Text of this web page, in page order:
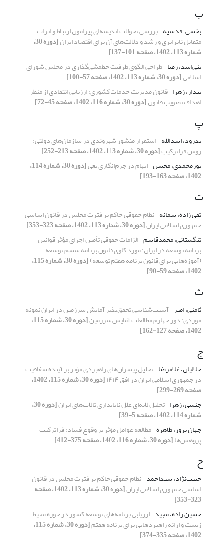
ب
بخشی، قدسیه بررسی تحولات اندیشه‌ای پیرامون ارتباط و اثرات
متقابل نابرابری و رشد و دلالت‌های آن برای اقتصاد ایران [دوره 30،
شماره 113، 1402، صفحه 101-137]
بنی‌اسد، رضا طراحی الگوی ظرفیت خط‌مشی‌گذاری در مجلس شورای
اسلامی[دوره 30، شماره 113، 1402، صفحه 57-100]
بیدار، زهرا قانون مدیریت خدمات کشوری: ارزیابی انتقادی از منظر
اهداف تصویب قانون[دوره 30، شماره 116، 1402، صفحه 45-72]
پ
پدرود، اسدالله استقرار منشور شهروندی در سازمان‌های دولتی:
روش فراترکیب[دوره 30، شماره 113، 1402، صفحه 213-252]
پورمحمدی، محسن ابهام در جرم‌انگاری بغی [دوره 30، شماره 114،
1402، صفحه 163-193]
ت
تقی زاده، سمانه نظام حقوقی حاکم بر فترت مجلس در قانون اساسی
جمهوری اسلامی ایران[دوره 30، شماره 113، 1402، صفحه 323-353]
تنگستانی، محمدقاسم الزامات حقوقی تأمین اجرای مؤثر قوانین
برنامه توسعه در ایران؛ مورد کاوی قانون برنامه ششم توسعه
(آموزه‌هایی برای قانون برنامه هفتم توسعه) [دوره 30، شماره 115،
1402، صفحه 59-90]
ث
ثامنی، امیر آسیب‌شناسی تحقق‌پذیر آمایش سرزمین در ایران نمونه
موردی: دور چهارم مطالعات آمایش سرزمین [دوره 30، شماره 115،
1402، صفحه 127-162]
ج
جلالیان، غلامرضا تحلیل پیشران‌های راهبردی مؤثر بر آینده شفافیت
در جمهوری اسلامی ایران در افق ۱۴۱۴ [دوره 30، شماره 115، 1402،
صفحه 269-299]
جنسی، زهرا تحلیل لایه‌ای علل ناپایداری تالاب‌های ایران [دوره 30،
شماره 114، 1402، صفحه 5-39]
جهان پرور، طاهره مطالعه عوامل مؤثر بر وقوع فساد: فراترکیب
پژوهش‌ها[دوره 30، شماره 116، 1402، صفحه 375-412]
ح
حبیب‌نژاد، سید‌احمد نظام حقوقی حاکم بر فترت مجلس در قانون
اساسی جمهوری اسلامی ایران [دوره 30، شماره 113، 1402، صفحه
323-353]
حسین زاده، مجید ارزیابی برنامه‌های توسعه کشور در حوزه محیط
زیست و ارائه راهبردهایی برای برنامه هفتم [دوره 30، شماره 115،
1402، صفحه 335-374]